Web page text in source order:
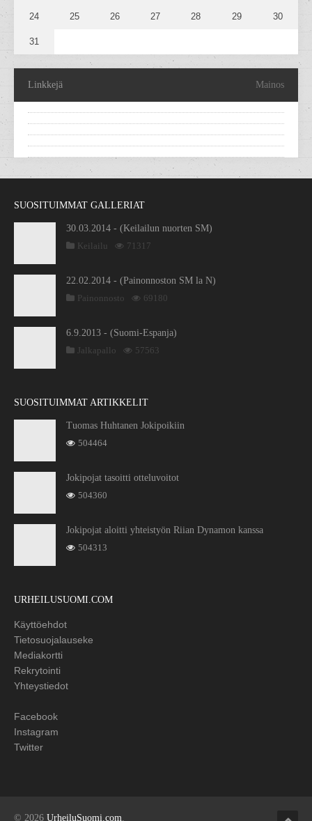
24 25 26 27 28 29 30
31
Linkkejä Mainos
SUOSITUIMMAT GALLERIAT
30.03.2014 - (Keilailun nuorten SM)
Keilailu
71317
22.02.2014 - (Painonnoston SM la N)
Painonnosto
69180
6.9.2013 - (Suomi-Espanja)
Jalkapallo
57563
SUOSITUIMMAT ARTIKKELIT
Tuomas Huhtanen Jokipoikiin
504464
Jokipojat tasoitti otteluvoitot
504360
Jokipojat aloitti yhteistyön Riian Dynamon kanssa
504313
URHEILUSUOMI.COM
Käyttöehdot
Tietosuojalauseke
Mediakortti
Rekrytointi
Yhteystiedot
Facebook
Instagram
Twitter
© 2026 UrheiluSuomi.com